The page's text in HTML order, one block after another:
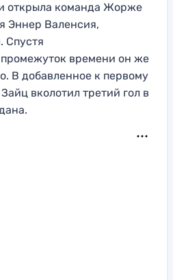
открыла команда Жорже
Эннер Валенсия,
Спустя
времени он же
В добавленное к первому
вколотил третий гол в